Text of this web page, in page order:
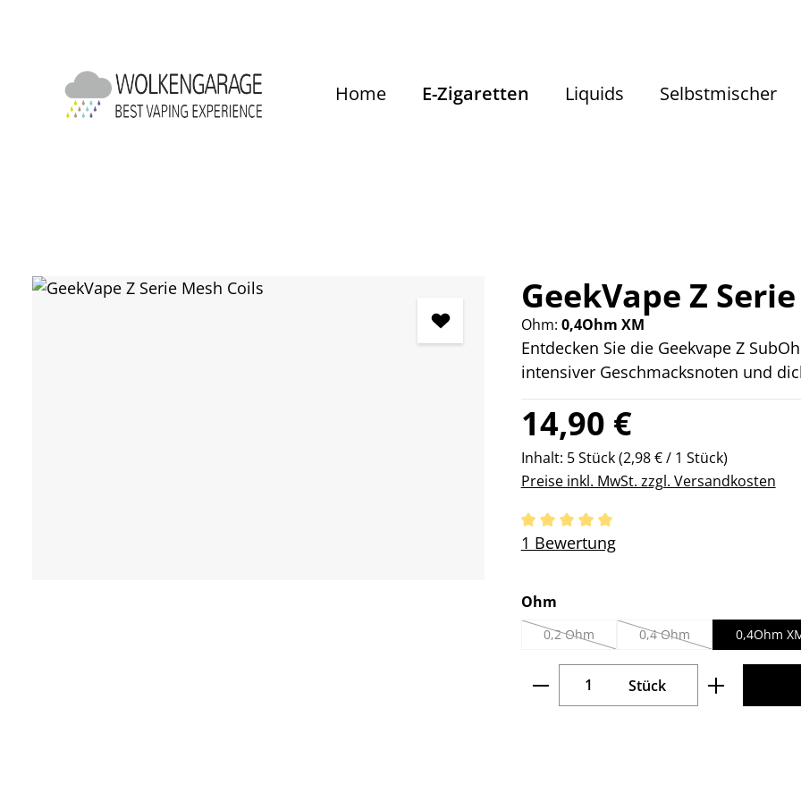
Home E-Zigaretten Liquids Selbstmischer
Bildergalerie überspringen GeekVape Z
Ohm: 0,4Ohm XM
Entdecken Sie die Geekvape Z
intensiver Geschmacksnoten und
Regulärer Preis:
14,90 €
Inhalt: 5 Stück(2,98 € / 1 Stück)
Preise inkl. MwSt. zzgl. Versandkosten
Durchschnittliche Bewertung von 5
1 Bewertung
Ohmauswählen
0,2 Ohm
(Diese Option ist zurzeit nicht verfügbar.)
0,4 Ohm
(Diese Option ist zurzeit
0,4Ohm
Produkt Anzahl: Gib den
Stück